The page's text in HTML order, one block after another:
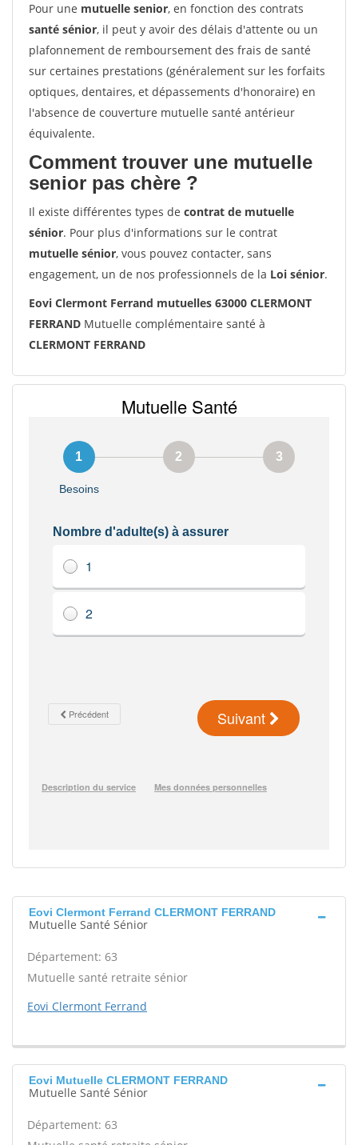
Pour une mutuelle senior, en fonction des contrats
santé sénior, il peut y avoir des délais d'attente ou un
plafonnement de remboursement des frais de santé
sur certaines prestations (généralement sur les forfaits
optiques, dentaires, et dépassements d'honoraire) en
l'absence de couverture mutuelle santé antérieur
équivalente.
Comment trouver une mutuelle
senior pas chère ?
Il existe différentes types de contrat de mutuelle
sénior. Pour plus d'informations sur le contrat
mutuelle sénior, vous pouvez contacter, sans
engagement, un de nos professionnels de la Loi sénior.
Eovi Clermont Ferrand mutuelles 63000 CLERMONT
FERRAND Mutuelle complémentaire santé à
CLERMONT FERRAND
Eovi Clermont Ferrand CLERMONT FERRAND
Mutuelle Santé Sénior
Département: 63
Mutuelle santé retraite sénior
Eovi Clermont Ferrand
Eovi Mutuelle CLERMONT FERRAND
Mutuelle Santé Sénior
Département: 63